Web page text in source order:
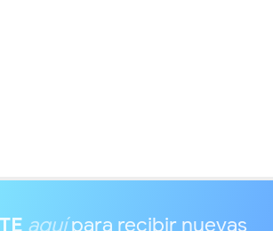
aquípara recibir nuevas